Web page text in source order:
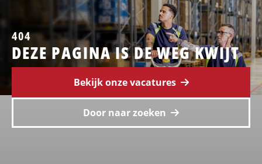
404
DEZE PAGINA IS DE WEG KWIJT
Bekijk onze vacatures
Door naar zoeken